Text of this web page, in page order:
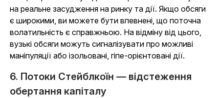
на реальне засудження на ринку та дії. Якщо обсяги
є широкими, ви можете бути впевнені, що поточна
волатильність є справжньою. На відміну від цього,
вузькі обсяги можуть сигналізувати про можливі
маніпуляції або ізольовані, гіпе-орієнтовані дії.
6. Потоки Стейблкоїн — відстеження
обертання капіталу